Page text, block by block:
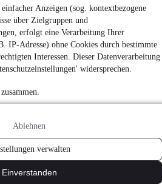
Anzeigen (sog. kontextbezogene
über Zielgruppen und
erfolgt eine Verarbeitung Ihrer
IP-Adresse) ohne Cookies durch bestimmte
Interessen. Dieser Datenverarbeitung
widersprechen.
Ablehnen
verwalten
Einverstanden